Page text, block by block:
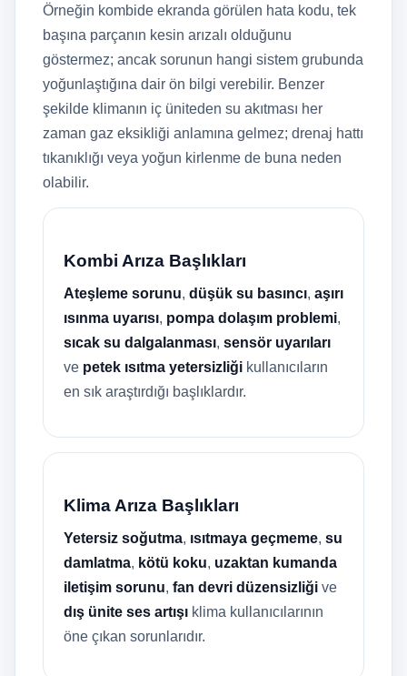
Örneğin kombide ekranda görülen hata kodu, tek
başına parçanın kesin arızalı olduğunu
göstermez; ancak sorunun hangi sistem grubunda
yoğunlaştığına dair ön bilgi verebilir. Benzer
şekilde klimanın iç üniteden su akıtması her
zaman gaz eksikliği anlamına gelmez; drenaj hattı
tıkanıklığı veya yoğun kirlenme de buna neden
olabilir.
Kombi Arıza Başlıkları
Ateşleme sorunu, düşük su basıncı, aşırı
ısınma uyarısı, pompa dolaşım problemi,
sıcak su dalgalanması, sensör uyarıları
ve petek ısıtma yetersizliği kullanıcıların
en sık araştırdığı başlıklardır.
Klima Arıza Başlıkları
Yetersiz soğutma, ısıtmaya geçmeme, su
damlatma, kötü koku, uzaktan kumanda
iletişim sorunu, fan devri düzensizliği ve
dış ünite ses artışı klima kullanıcılarının
öne çıkan sorunlarıdır.